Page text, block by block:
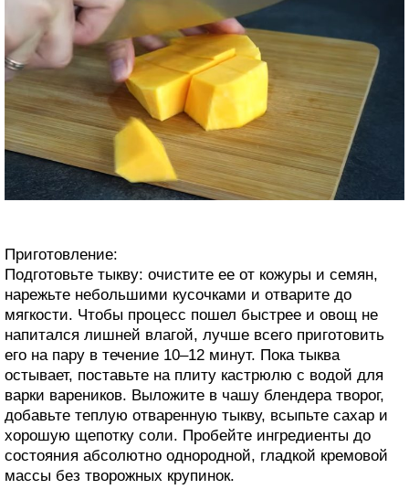
Приготовление:
Подготовьте тыкву: очистите ее от кожуры и семян,
нарежьте небольшими кусочками и отварите до
мягкости. Чтобы процесс пошел быстрее и овощ не
напитался лишней влагой, лучше всего приготовить
его на пару в течение 10–12 минут. Пока тыква
остывает, поставьте на плиту кастрюлю с водой для
варки вареников. Выложите в чашу блендера творог,
добавьте теплую отваренную тыкву, всыпьте сахар и
хорошую щепотку соли. Пробейте ингредиенты до
состояния абсолютно однородной, гладкой кремовой
массы без творожных крупинок.